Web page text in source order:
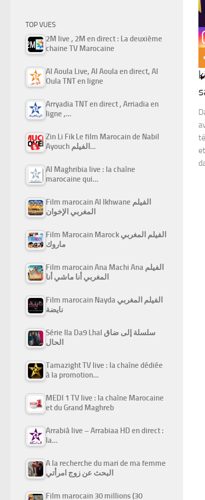
TOP VUES
2M live , 2M en direct : La deuxième
chaine TV Marocaine
Al Aoula Live, Al Aoula en direct, Al
Oula TNT en ligne
Arryadia TNT en direct , Arriadia en
ligne ,…
Zin Li Fik Le film Marocain de Nabil
Ayouch الفيلم…
Al Maghribia live : la chaîne
marocaine qui…
Film marocain Al Ikhwane الفيلم
المغربي الإخوان
Film Marocain Marock الفيلم المغربي
ماروك
Film marocain Ana Machi Ana الفيلم
المغربي أنا ماشي أنا
Film marocain Nayda الفيلم المغربي
نايضة
Série Ila Da9 Lhal سلسلة إلى ضاق
الحال
Tamazight TV live : la chaîne dédiée
à la promotion…
MEDI 1 TV live : la chaîne Marocaine
et du Grand Maghreb
Arrabiâ live – Arrabiaa HD en direct :
la…
A la recherche du mari de ma femme
البحث عن زوج امرأتي
Film marocain 30 millions (30